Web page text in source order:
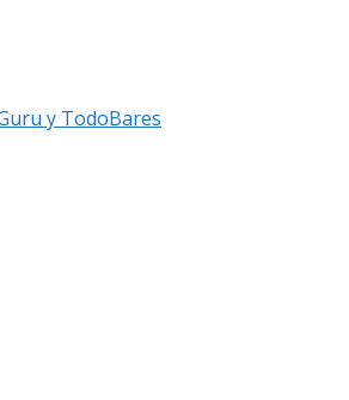
y TodoBares